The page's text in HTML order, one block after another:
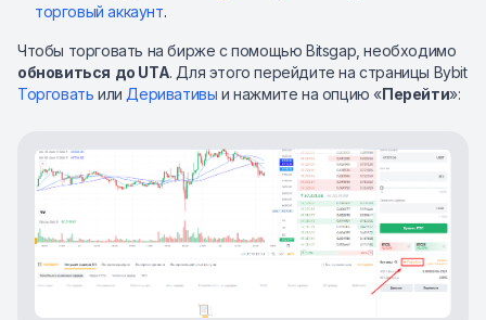
торговый аккаунт.
Чтобы торговать на бирже с помощью Bitsgap, необходимо
обновиться до UTA. Для этого перейдите на страницы Bybit
Торговать или Деривативы и нажмите на опцию «Перейти»: